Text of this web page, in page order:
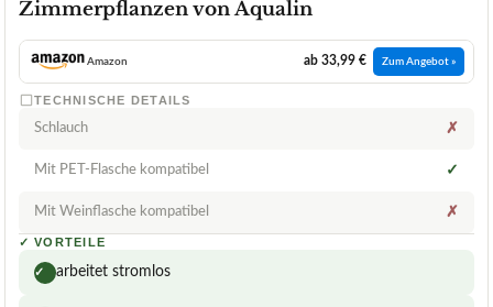
Zimmerpflanzen von Aqualin
Amazon ab 33,99 € Zum Angebot »
TECHNISCHE DETAILS
Schlauch ✗
Mit PET-Flasche kompatibel ✓
Mit Weinflasche kompatibel ✗
✓ VORTEILE
✓ arbeitet stromlos